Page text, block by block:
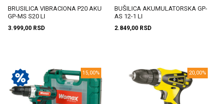
BRUSILICA VIBRACIONA P20 AKU
GP-MS S20 LI
3.999,00 RSD
BUŠILICA AKUMULATORSKA GP-
AS 12-1 LI
2.849,00 RSD
15,00% 20,00%